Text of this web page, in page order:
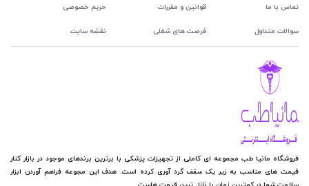
تماس با ما
سوالات متداول
قوانین و مقررات حریم خصوصی
فرصت های شغلی نقشه سایت
فروشگاه مانیا طب مجموعه ای کاملی از تجهیزات پزشکی با برترین برندهای موجود در بازار کنار
قیمت های مناسب به زیر یک سقف گرد آوری کرده است. هدف این مجوعه فراهم آوردن ابزار